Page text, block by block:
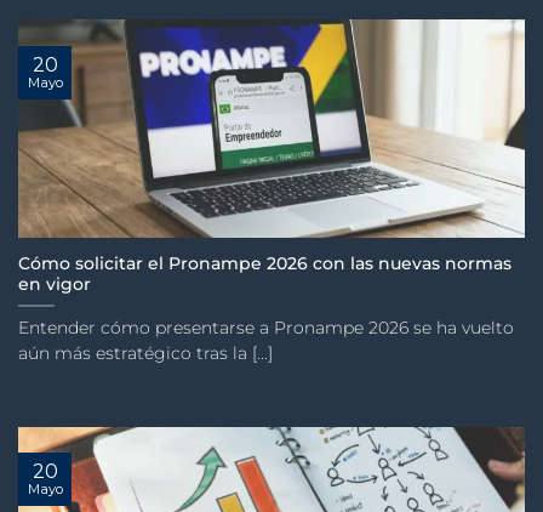
Cómo solicitar el Pronampe 2026 con las nuevas normas
en vigor
Entender cómo presentarse a Pronampe 2026 se ha vuelto
aún más estratégico tras la [...]
20
Mayo
20
Mayo